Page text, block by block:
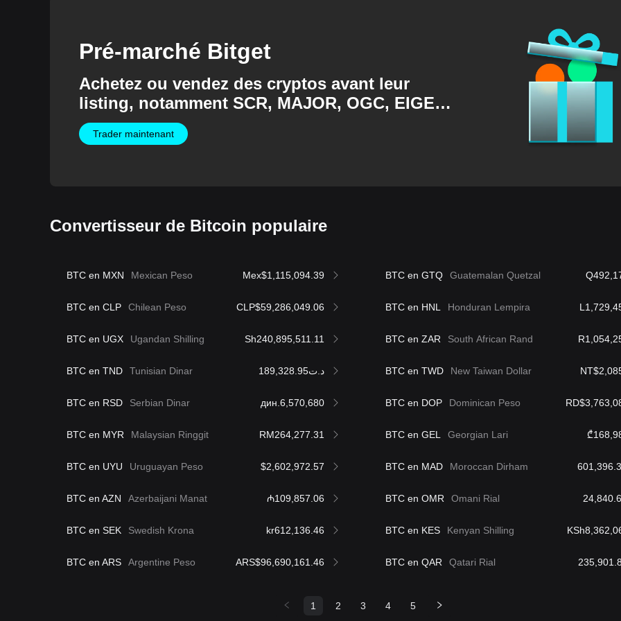
Pré-marché Bitget
Achetez ou vendez des cryptos avant leur
listing, notamment SCR, MAJOR, OGC, EIGEN,
et bien d'autres.
Trader maintenant
Convertisseur de Bitcoin populaire
BTC en MXN Mexican Peso Mex$1,115,094.39 BTC en GTQ Guatemalan Quetzal
BTC en CLP Chilean Peso CLP$59,286,049.06 BTC en HNL Honduran Lempira
BTC en UGX Ugandan Shilling Sh240,895,511.11 BTC en ZAR South African Rand
BTC en TND Tunisian Dinar د.ت189,328.95 BTC en TWD New Taiwan Dollar
BTC en RSD Serbian Dinar дин.6,570,680 BTC en DOP Dominican Peso
BTC en MYR Malaysian Ringgit RM264,277.31 BTC en GEL Georgian Lari
BTC en UYU Uruguayan Peso $2,602,972.57 BTC en MAD Moroccan Dirham
BTC en AZN Azerbaijani Manat ₼109,857.06 BTC en OMR Omani Rial
BTC en SEK Swedish Krona kr612,136.46 BTC en KES Kenyan Shilling
BTC en ARS Argentine Peso ARS$96,690,161.46 BTC en QAR Qatari Rial
1 2 3 4 5